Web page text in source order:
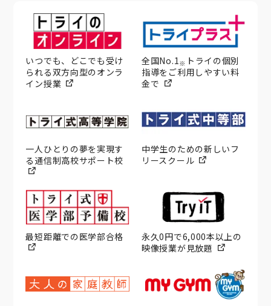
いつでも、どこでも受け
られる双方向型のオンラ
イン授業
全国No.1※ トライの個別
指導をご利用しやすい料
金で
一人ひとりの夢を実現す
る通信制高校サポート校
中学生のための新しいフ
リースクール
最短距離での医学部合格
永久0円で6,000本以上の
映像授業が見放題